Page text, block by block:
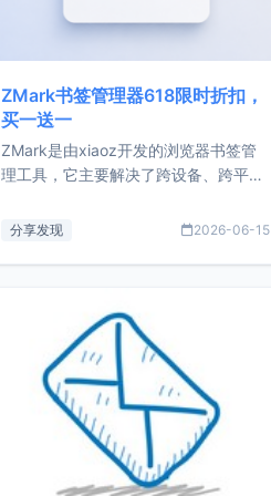
ZMark书签管理器618限时折扣，
买一送一
ZMark是由xiaoz开发的浏览器书签管
理工具，它主要解决了跨设备、跨平
做到一处部署、随处访问。同时，它还
量级： 使用Bun + Hono.js
分享发现 2026-06-15